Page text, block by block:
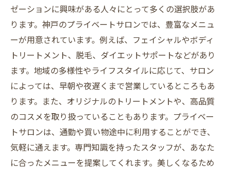
ゼーションに興味がある人々にとって多くの選択肢があ
ります。神戸のプライベートサロンでは、豊富なメニュ
ーが用意されています。例えば、フェイシャルやボディ
トリートメント、脱毛、ダイエットサポートなどがあり
ます。地域の多様性やライフスタイルに応じて、サロン
によっては、早朝や夜遅くまで営業しているところもあ
ります。また、オリジナルのトリートメントや、高品質
のコスメを取り扱っていることもあります。プライベー
トサロンは、通勤や買い物途中に利用することができ、
気軽に通えます。専門知識を持ったスタッフが、あなた
に合ったメニューを提案してくれます。美しくなるため